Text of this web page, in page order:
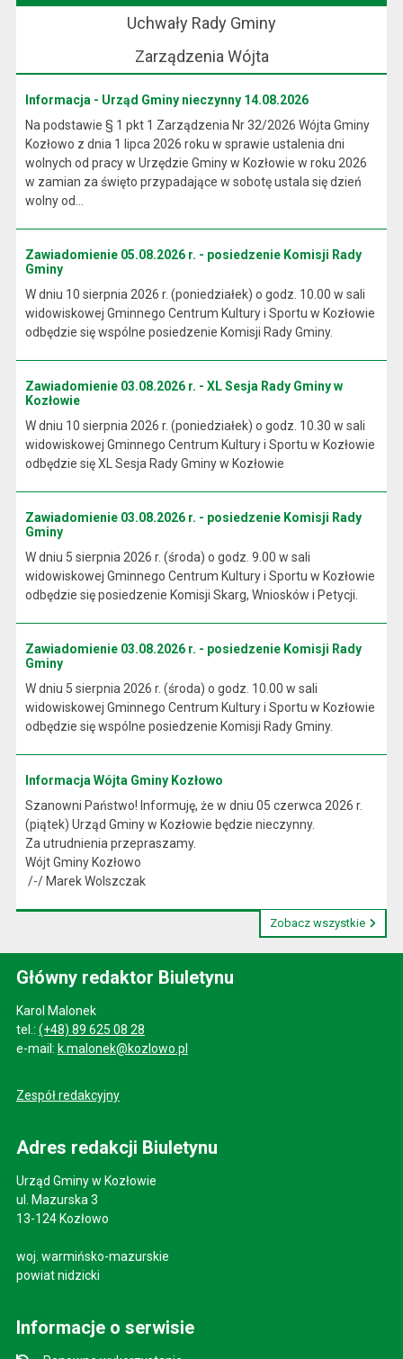
Uchwały Rady Gminy
Zarządzenia Wójta
Informacja - Urząd Gminy nieczynny 14.08.2026
Na podstawie § 1 pkt 1 Zarządzenia Nr 32/2026 Wójta Gminy
Kozłowo z dnia 1 lipca 2026 roku w sprawie ustalenia dni
wolnych od pracy w Urzędzie Gminy w Kozłowie w roku 2026
w zamian za święto przypadające w sobotę ustala się dzień
wolny od...
Zawiadomienie 05.08.2026 r. - posiedzenie Komisji Rady
Gminy
W dniu 10 sierpnia 2026 r. (poniedziałek) o godz. 10.00 w sali
widowiskowej Gminnego Centrum Kultury i Sportu w Kozłowie
odbędzie się wspólne posiedzenie Komisji Rady Gminy.
Zawiadomienie 03.08.2026 r. - XL Sesja Rady Gminy w
Kozłowie
W dniu 10 sierpnia 2026 r. (poniedziałek) o godz. 10.30 w sali
widowiskowej Gminnego Centrum Kultury i Sportu w Kozłowie
odbędzie się XL Sesja Rady Gminy w Kozłowie
Zawiadomienie 03.08.2026 r. - posiedzenie Komisji Rady
Gminy
W dniu 5 sierpnia 2026 r. (środa) o godz. 9.00 w sali
widowiskowej Gminnego Centrum Kultury i Sportu w Kozłowie
odbędzie się posiedzenie Komisji Skarg, Wniosków i Petycji.
Zawiadomienie 03.08.2026 r. - posiedzenie Komisji Rady
Gminy
W dniu 5 sierpnia 2026 r. (środa) o godz. 10.00 w sali
widowiskowej Gminnego Centrum Kultury i Sportu w Kozłowie
odbędzie się wspólne posiedzenie Komisji Rady Gminy.
Informacja Wójta Gminy Kozłowo
Szanowni Państwo! Informuję, że w dniu 05 czerwca 2026 r.
(piątek) Urząd Gminy w Kozłowie będzie nieczynny.
Za utrudnienia przepraszamy.
Wójt Gminy Kozłowo
/-/ Marek Wolszczak
Zobacz wszystkie
Główny redaktor Biuletynu
Karol Malonek
tel.: (+48) 89 625 08 28
e-mail: k.malonek@kozlowo.pl
Zespół redakcyjny
Adres redakcji Biuletynu
Urząd Gminy w Kozłowie
ul. Mazurska 3
13-124 Kozłowo
woj. warmińsko-mazurskie
powiat nidzicki
Informacje o serwisie